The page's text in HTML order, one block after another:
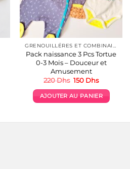
Pack naissance 3 Pcs Tortue
0-3 Mois – Douceur et
Amusement
220Dhs Le
initial
était :
150 DhsLe
actuel
est :
AJOUTER AU PANIER